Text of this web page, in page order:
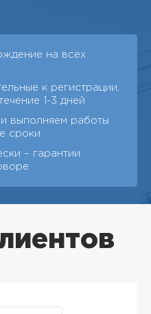
на всех
к регистрации,
1-3 дней
выполняем работы
сроки
– гарантии